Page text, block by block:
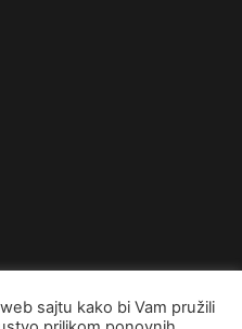
sajtu kako bi Vam pružili